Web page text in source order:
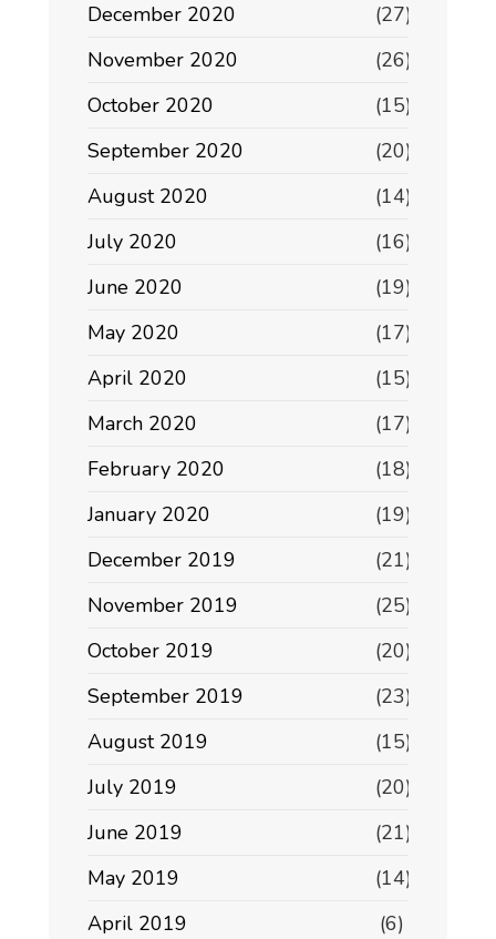
December 2020
(27)
November 2020
(26)
October 2020
(15)
September 2020
(20)
August 2020
(14)
July 2020
(16)
June 2020
(19)
May 2020
(17)
April 2020
(15)
March 2020
(17)
February 2020
(18)
January 2020
(19)
December 2019
(21)
November 2019
(25)
October 2019
(20)
September 2019
(23)
August 2019
(15)
July 2019
(20)
June 2019
(21)
May 2019
(14)
April 2019
(6)